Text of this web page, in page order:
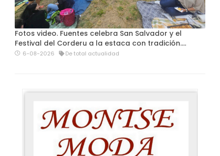
Fotos video. Fuentes celebra San Salvador y el
Festival del Corderu a la estaca con tradición....
6-08-2026 De total actualidad